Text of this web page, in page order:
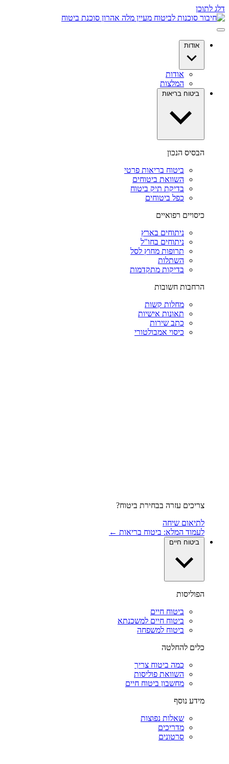
דלג לתוכן
אודות
אודות
המלצות
ביטוח בריאות
הבסיס הנכון
ביטוח בריאות פרטי
השוואת ביטוחים
בדיקת תיק ביטוח
כפל ביטוחים
כיסויים רפואיים
ניתוחים בארץ
ניתוחים בחו"ל
תרופות מחוץ לסל
השתלות
בדיקות מתקדמות
הרחבות חשובות
מחלות קשות
תאונות אישיות
כתב שירות
כיסוי אמבולטורי
צריכים עזרה בבחירת ביטוח?
לתיאום שיחה
לעמוד המלא: ביטוח בריאות ←
ביטוח חיים
הפוליסות
ביטוח חיים
ביטוח חיים למשכנתא
ביטוח למשפחה
כלים להחלטה
כמה ביטוח צריך
השוואת פוליסות
מחשבון ביטוח חיים
מידע נוסף
שאלות נפוצות
מדריכים
סרטונים